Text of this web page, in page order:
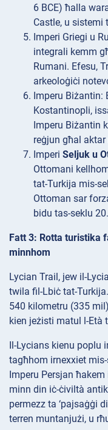
6 BCE) ħalla
Castle, u sistemi
Imperi Griegi u
integrali kemm
Rumani. Efesu,
arkeoloġiċi
Imperu Biżantin:
Kostantinopli,
Imperu Biżantin
reġjun għal
Imperi Seljuk u
Ottomani
tat-Turkija mis-
Ottoman sar
bidu tas-seklu 20.
Fatt 3: Rotta turistika
minnhom
Lycian Trail, jew il-
twila fil-Lbiċ tat-
540 kilometru (335
kien jeżisti matul l-Età
Il-Lycians kienu poplu
tagħhom irnexxiet
Imperu Persjan
minn din iċ-ċiviltà
permezz ta ‘pajsaġġi
terren muntanjużi, u